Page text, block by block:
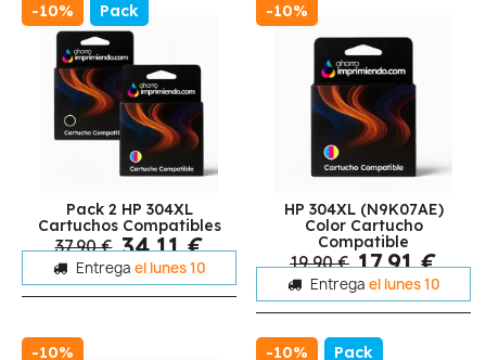
-10% Pack
Pack 2 HP 304XL
Cartuchos Compatibles
37,90 € 34,11 €
Entrega el lunes 10
-10%
HP 304XL (N9K07AE)
Color Cartucho
Compatible
19,90 € 17,91 €
Entrega el lunes 10
-10% -10% Pack